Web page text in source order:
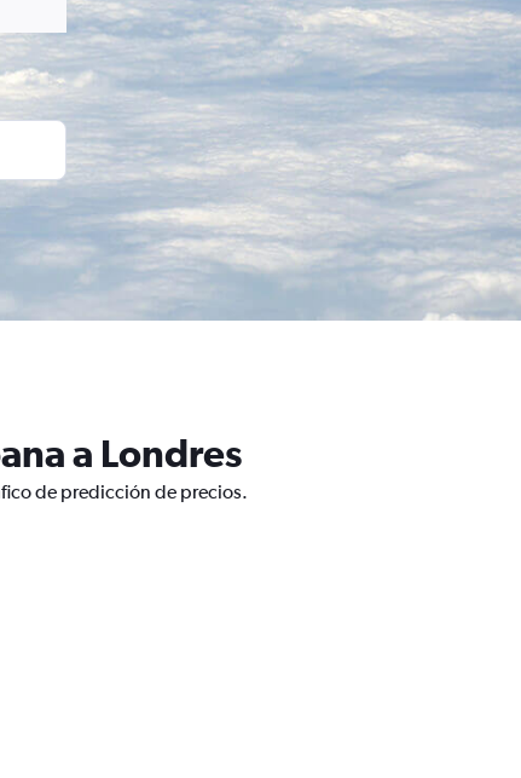
a Londres
de predicción de precios.